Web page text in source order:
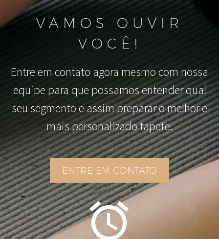
VAMOS OUVIR
VOCÊ!
Entre em contato agora mesmo com nossa
equipe para que possamos entender qual
seu segmento e assim preparar o melhor e
mais personalizado tapete.
ENTRE EM CONTATO

